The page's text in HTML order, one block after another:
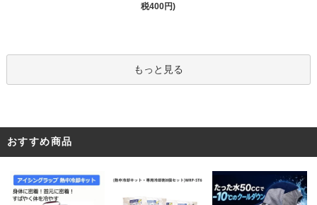
税400円)
もっと見る
おすすめ商品